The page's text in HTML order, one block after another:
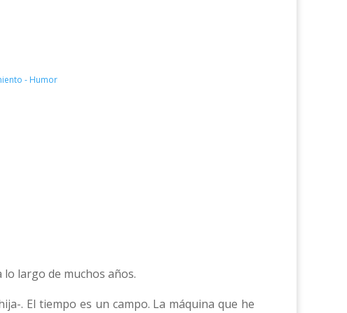
- Humor
largo de muchos años.
. El tiempo es un campo. La máquina que he